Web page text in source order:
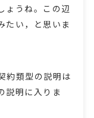
ょうね。この辺
たい，と思いま
約類型の説明は
説明に入りま